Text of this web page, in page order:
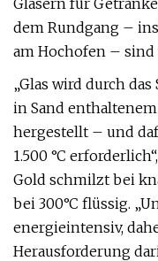
Gläsern für
dem Rundgang –
am Hochofen –
„Glas wird durch
in Sand
hergestellt – und
1.500 °C
Gold schmilzt bei
bei 300°C flüssig.
energieintensiv,
Herausforderung